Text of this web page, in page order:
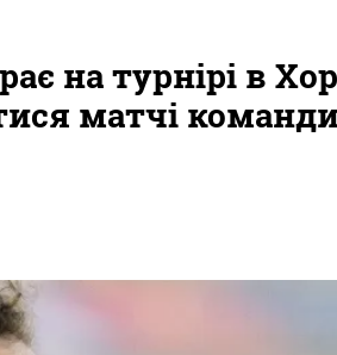
на турнірі в
матчі